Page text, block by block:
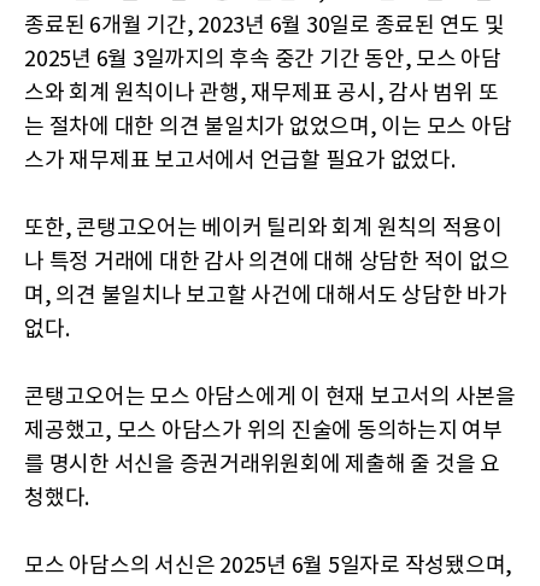
종료된 6개월 기간, 2023년 6월 30일로 종료된 연도 및
2025년 6월 3일까지의 후속 중간 기간 동안, 모스 아담
스와 회계 원칙이나 관행, 재무제표 공시, 감사 범위 또
는 절차에 대한 의견 불일치가 없었으며, 이는 모스 아담
스가 재무제표 보고서에서 언급할 필요가 없었다.
또한, 콘탱고오어는 베이커 틸리와 회계 원칙의 적용이
나 특정 거래에 대한 감사 의견에 대해 상담한 적이 없으
며, 의견 불일치나 보고할 사건에 대해서도 상담한 바가
없다.
콘탱고오어는 모스 아담스에게 이 현재 보고서의 사본을
제공했고, 모스 아담스가 위의 진술에 동의하는지 여부
를 명시한 서신을 증권거래위원회에 제출해 줄 것을 요
청했다.
모스 아담스의 서신은 2025년 6월 5일자로 작성됐으며,